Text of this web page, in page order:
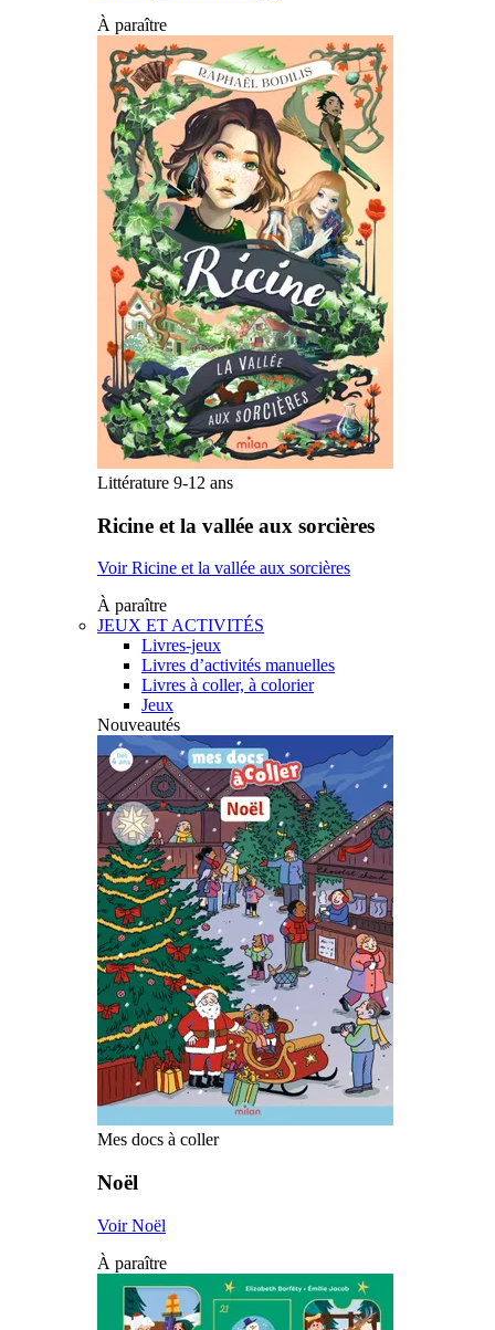
À paraître
Littérature 9-12 ans
Ricine et la vallée aux sorcières
Voir Ricine et la vallée aux sorcières
À paraître
JEUX ET ACTIVITÉS
Livres-jeux
Livres d’activités manuelles
Livres à coller, à colorier
Jeux
Nouveautés
Mes docs à coller
Noël
Voir Noël
À paraître